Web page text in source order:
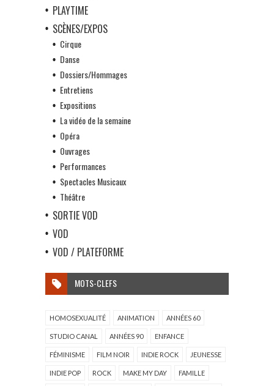
PLAYTIME
SCÈNES/EXPOS
Cirque
Danse
Dossiers/Hommages
Entretiens
Expositions
La vidéo de la semaine
Opéra
Ouvrages
Performances
Spectacles Musicaux
Théâtre
SORTIE VOD
VOD
VOD / PLATEFORME
MOTS-CLEFS
HOMOSEXUALITÉ ANIMATION ANNÉES 60
STUDIO CANAL ANNÉES 90 ENFANCE
FÉMINISME FILM NOIR INDIE ROCK JEUNESSE
INDIE POP ROCK MAKE MY DAY FAMILLE